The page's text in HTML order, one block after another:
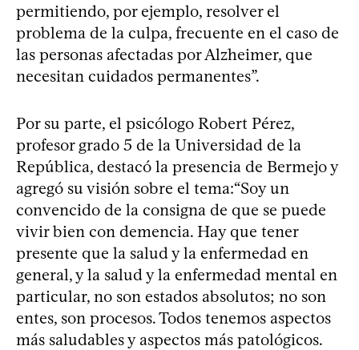
permitiendo, por ejemplo, resolver el
problema de la culpa, frecuente en el caso de
las personas afectadas por Alzheimer, que
necesitan cuidados permanentes”.
Por su parte, el psicólogo Robert Pérez,
profesor grado 5 de la Universidad de la
República, destacó la presencia de Bermejo y
agregó su visión sobre el tema:“Soy un
convencido de la consigna de que se puede
vivir bien con demencia. Hay que tener
presente que la salud y la enfermedad en
general, y la salud y la enfermedad mental en
particular, no son estados absolutos; no son
entes, son procesos. Todos tenemos aspectos
más saludables y aspectos más patológicos.